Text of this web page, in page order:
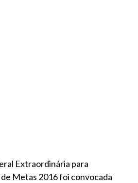
Extraordinária para
Metas 2016 foi convocada